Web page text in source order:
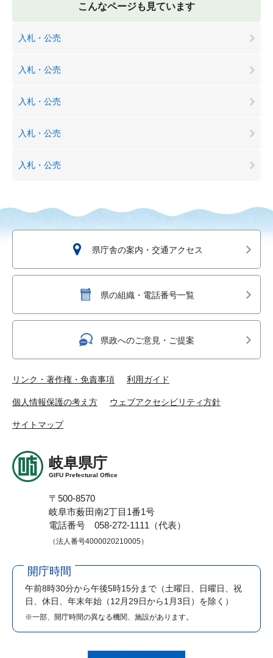
こんなページも見ています
入札・公売
入札・公売
入札・公売
入札・公売
入札・公売
県庁舎の案内・交通アクセス
県の組織・電話番号一覧
県政へのご意見・ご提案
リンク・著作権・免責事項 利用ガイド
個人情報保護の考え方 ウェブアクセシビリティ方針
サイトマップ
岐阜県庁
GIFU Prefectural Office
〒500-8570
岐阜市薮田南2丁目1番1号
電話番号 058-272-1111（代表）
（法人番号4000020210005）
開庁時間
午前8時30分から午後5時15分まで （土曜日、日曜日、祝
日、休日、年末年始（12月29日から1月3日）を除く）
※一部、開庁時間の異なる機関、施設があります。